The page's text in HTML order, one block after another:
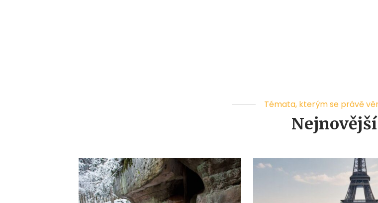
Témata, kterým se právě
Nejnovější